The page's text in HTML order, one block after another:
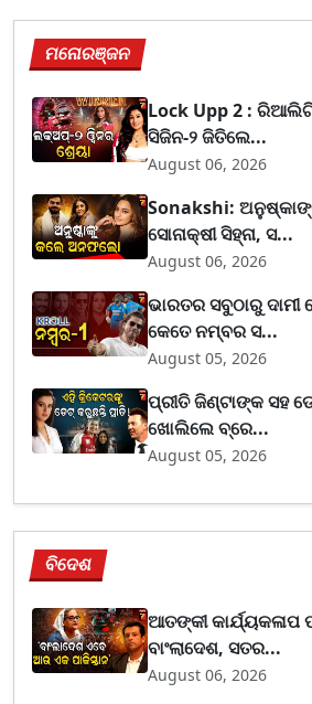
ମନୋରଞ୍ଜନ
Lock Upp 2 : ରିଆଲିଟି
ସିଜିନ-୨ ଜିତିଲେ...
August 06, 2026
Sonakshi:
ସୋନାକ୍ଷୀ ସିହ୍ନା, ସ...
August 06, 2026
ଭାରତର ସବୁଠାରୁ
କେତେ ନମ୍ବର ସ...
August 05, 2026
ପ୍ରୀତି ଜିଣ୍ଟାଙ୍କ ସହ
ଖୋଲିଲେ ବ୍ରେ...
August 05, 2026
ବିଦେଶ
ଆତଙ୍କୀ
ବାଂଲାଦେଶ, ସତର...
August 06, 2026